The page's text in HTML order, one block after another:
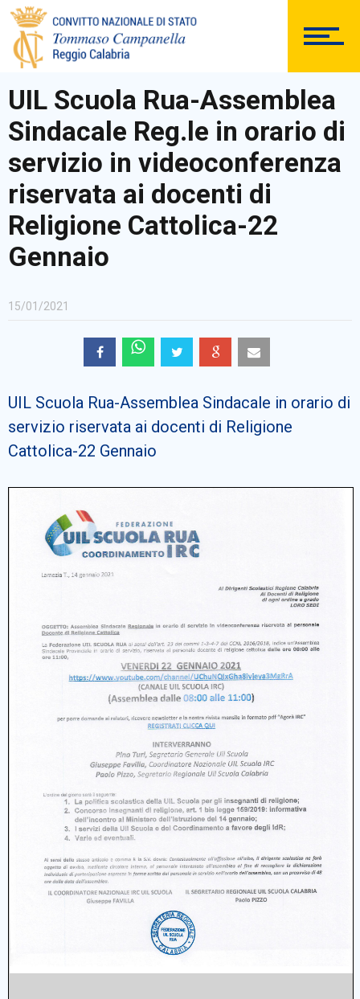
DOCUMENTAZIONE
PERSONALE
Comunicazioni Esterne
UIL Scuola Rua-Assemblea
Sindacale Reg.le in orario di
servizio in videoconferenza
riservata ai docenti di
Religione Cattolica-22
Gennaio
15/01/2021
UIL Scuola Rua-Assemblea Sindacale in orario di
servizio riservata ai docenti di Religione
Cattolica-22 Gennaio